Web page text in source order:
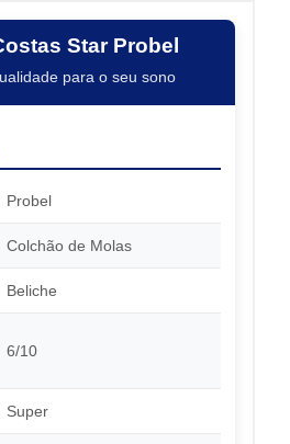
Star Probel
para o seu sono
Probel
Colchão de Molas
Beliche
6/10
Super